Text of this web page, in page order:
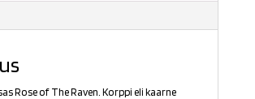
Rose of The Raven. Korppi eli kaarne